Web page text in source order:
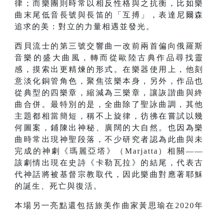
律；而樂團則時常以相反性格與之抗衡，比如樂
曲末尾低音長號與長笛的「互搏」，表達尼爾森
追求的美：對立的力量相遇並發光。
西貝流士的第三號交響曲一改前兩首偏向俄羅斯
音樂的盛大曲風，轉而從歐陸古典作品尋找靈
感，摸索出更精煉的形式。在樂器使用上，他刻
意淡化銅管角色，聚焦弦樂本身，另外，作品也
從典型的四樂章，縮減為三樂章，讓詼諧曲與終
曲合併。最特別的是，全曲除了聖詠曲調，其他
主題都相當簡短，稱不上旋律，彷彿在嘗試以幾
何圖案，鋪陳出神秘、廣闊的大自然。也因為樂
曲時常出現神聖段落，不少研究者認為此曲與未
完成的神劇《瑪麗亞塔》（Marjatta）相關——
該劇情出現在史詩《卡勒瓦拉》的結尾，代表古
代神話將被基督宗教取代，因此樂曲對應著耶穌
的誕生、死亡與復活。
本場另一亮點還包括旅美作曲家黃思瑜在2020年